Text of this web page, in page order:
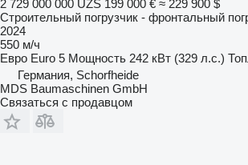
2 729 000 000 UZS 199 000 € ≈ 229 900 $
Строительный погрузчик - фронтальный
2024
550 м/ч
Евро Euro 5 Мощность 242 кВт (329 л.с.)
Германия, Schorfheide
MDS Baumaschinen GmbH
Связаться с продавцом